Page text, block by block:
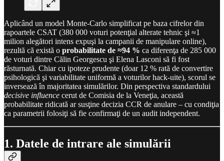
Aplicând un model Monte-Carlo simplificat pe baza cifrelor din
rapoartele CSAT (380 000 voturi potenţial alterate tehnic şi ≈1
milion alegători intens expuşi la campanii de manipulare online),
rezultă că există o probabilitate de ≈94 % ca diferenţa de 285 000
de voturi dintre Călin Georgescu şi Elena Lasconi să fi fost
răsturnată. Chiar cu ipoteze prudente (doar 12 % rată de convertire
psihologică şi variabilitate uniformă a voturilor hack-uite), scorul se
inversează în majoritatea simulărilor. Din perspectiva standardului
decisive influence cerut de Comisia de la Veneţia, această
probabilitate ridicată ar susţine decizia CCR de anulare – cu condiţia
ca parametrii folosiţi să fie confirmaţi de un audit independent.
1. Datele de intrare ale simulării